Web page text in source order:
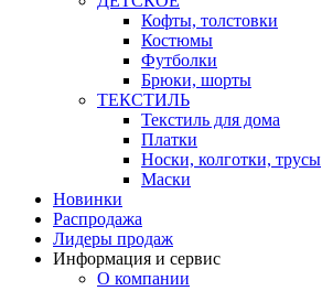
Кофты, толстовки
Костюмы
Футболки
Брюки, шорты
ТЕКСТИЛЬ
Текстиль для дома
Платки
Носки, колготки, трусы
Маски
Новинки
Распродажа
Лидеры продаж
Информация и сервис
О компании